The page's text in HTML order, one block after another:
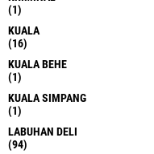
(1)
KUALA
(16)
KUALA BEHE
(1)
KUALA SIMPANG
(1)
LABUHAN DELI
(94)